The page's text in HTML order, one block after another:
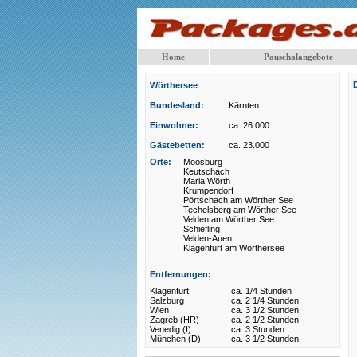
Home Pauschalangebote
Wörthersee
Bundesland: Kärnten
Einwohner: ca. 26.000
Gästebetten:
ca. 23.000
Orte:
Moosburg
Keutschach
Maria Wörth
Krumpendorf
Pörtschach am Wörther See
Techelsberg am Wörther See
Velden am Wörther See
Schiefling
Velden-Auen
Klagenfurt am Wörthersee
Entfernungen:
Klagenfurt
ca. 1/4 Stunden
Salzburg
ca. 2 1/4 Stunden
Wien
ca. 3 1/2 Stunden
Zagreb (HR)
ca. 2 1/2 Stunden
Venedig (I)
ca. 3 Stunden
München (D)
ca. 3 1/2 Stunden